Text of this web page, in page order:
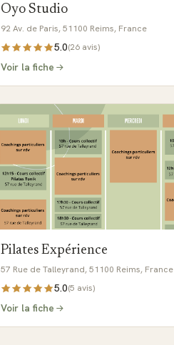
Oyo Studio
92 Av. de Paris, 51100 Reims, France
5.0(26 avis)
Voir la fiche
Pilates Expérience
57 Rue de Talleyrand, 51100 Reims, France
5.0(5 avis)
Voir la fiche